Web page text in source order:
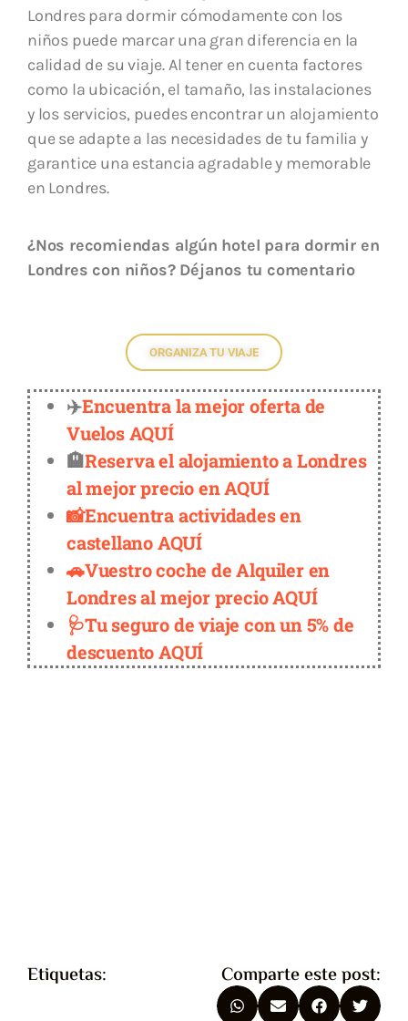
Londres para dormir cómodamente con los
niños puede marcar una gran diferencia en la
calidad de su viaje. Al tener en cuenta factores
como la ubicación, el tamaño, las instalaciones
y los servicios, puedes encontrar un alojamiento
que se adapte a las necesidades de tu familia y
garantice una estancia agradable y memorable
en Londres.
¿Nos recomiendas algún hotel para dormir en
Londres con niños? Déjanos tu comentario
ORGANIZA TU VIAJE
✈️Encuentra la mejor oferta de
Vuelos AQUÍ
🏨Reserva el alojamiento a Londres
al mejor precio en AQUÍ
📸Encuentra actividades en
castellano AQUÍ
🚗Vuestro coche de Alquiler en
Londres al mejor precio AQUÍ
🩺Tu seguro de viaje con un 5% de
descuento AQUÍ
Etiquetas: Comparte este post: